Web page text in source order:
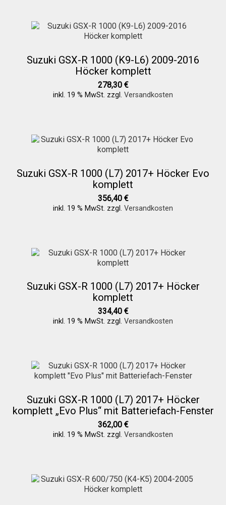
Suzuki GSX-R 1000 (K9-L6) 2009-2016
Höcker komplett
278,30 €
inkl. 19 % MwSt. zzgl. Versandkosten
Suzuki GSX-R 1000 (L7) 2017+ Höcker Evo
komplett
356,40 €
inkl. 19 % MwSt. zzgl. Versandkosten
Suzuki GSX-R 1000 (L7) 2017+ Höcker
komplett
334,40 €
inkl. 19 % MwSt. zzgl. Versandkosten
Suzuki GSX-R 1000 (L7) 2017+ Höcker
komplett „Evo Plus“ mit Batteriefach-Fenster
362,00 €
inkl. 19 % MwSt. zzgl. Versandkosten